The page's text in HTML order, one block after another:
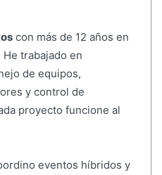
con más de 12 años en
trabajado en
de equipos,
y control de
proyecto funcione al
eventos híbridos y